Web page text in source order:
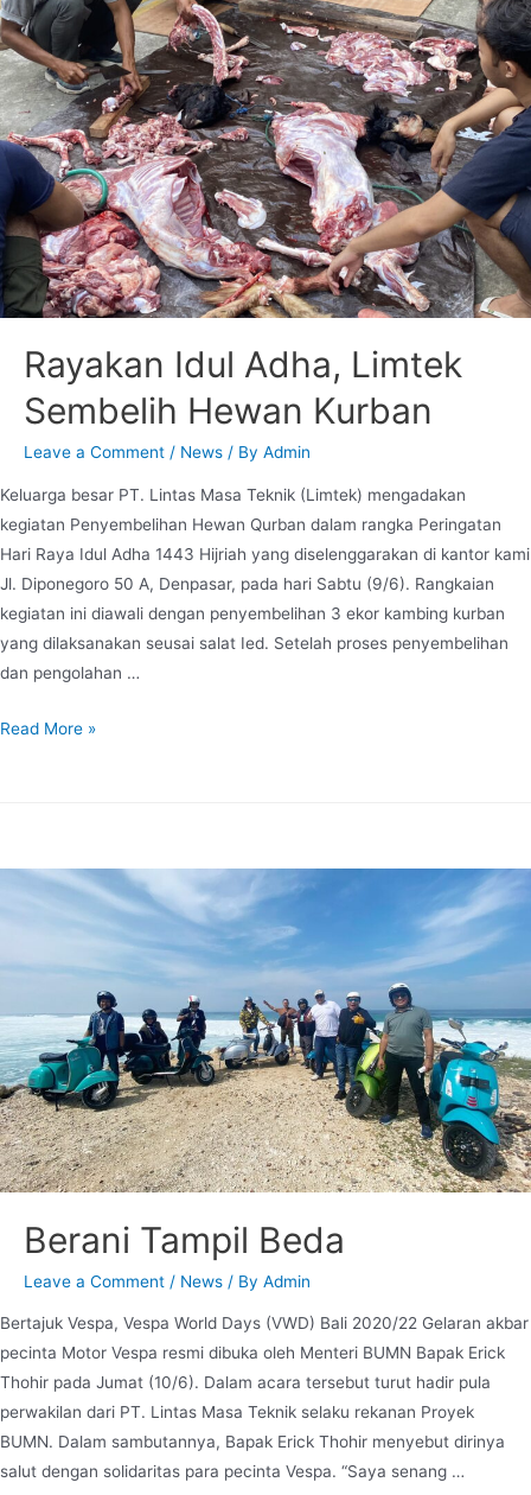
Rayakan Idul Adha, Limtek
Sembelih Hewan Kurban
Leave a Comment / News / By Admin
Keluarga besar PT. Lintas Masa Teknik (Limtek) mengadakan
kegiatan Penyembelihan Hewan Qurban dalam rangka Peringatan
Hari Raya Idul Adha 1443 Hijriah yang diselenggarakan di kantor kami
Jl. Diponegoro 50 A, Denpasar, pada hari Sabtu (9/6). Rangkaian
kegiatan ini diawali dengan penyembelihan 3 ekor kambing kurban
yang dilaksanakan seusai salat Ied. Setelah proses penyembelihan
dan pengolahan …
Read More »
Berani Tampil Beda
Leave a Comment / News / By Admin
Bertajuk Vespa, Vespa World Days (VWD) Bali 2020/22 Gelaran akbar
pecinta Motor Vespa resmi dibuka oleh Menteri BUMN Bapak Erick
Thohir pada Jumat (10/6). Dalam acara tersebut turut hadir pula
perwakilan dari PT. Lintas Masa Teknik selaku rekanan Proyek
BUMN. Dalam sambutannya, Bapak Erick Thohir menyebut dirinya
salut dengan solidaritas para pecinta Vespa. “Saya senang …